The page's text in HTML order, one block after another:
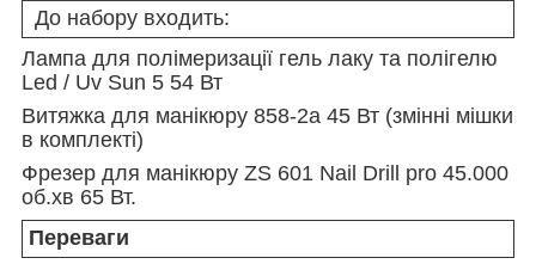
До набору входить:
Лампа для полімеризації гель лаку та полігелю
Led / Uv Sun 5 54 Вт
Витяжка для манікюру 858-2а 45 Вт (змінні мішки
в комплекті)
Фрезер для манікюру ZS 601 Nail Drill pro 45.000
об.хв 65 Вт.
Переваги